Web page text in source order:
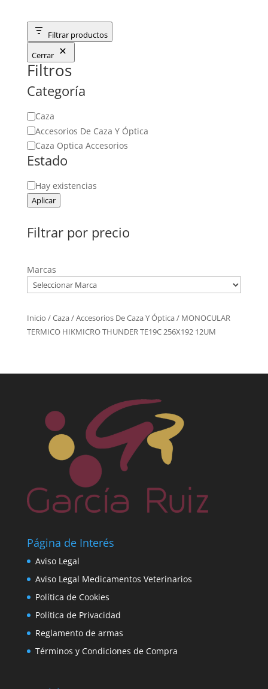
Filtrar productos
Cerrar
Filtros
Categoría
Categoría
Caza
Accesorios De Caza Y Óptica
Caza Optica Accesorios
Estado
Estado
Hay existencias
Aplicar
Filtrar por precio
Marcas
Inicio /Caza/Accesorios De Caza Y Óptica/ MONOCULAR
TERMICO HIKMICRO THUNDER TE19C 256X192 12UM
Página de Interés
Aviso Legal
Aviso Legal Medicamentos Veterinarios
Política de Cookies
Política de Privacidad
Reglamento de armas
Términos y Condiciones de Compra